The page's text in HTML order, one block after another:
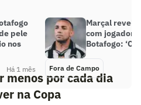
pele
nos
Há 1 mês
Marçal
com jogador
Botafogo:
Fora de Campo
menos por cada dia
na Copa